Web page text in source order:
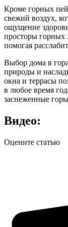
Кроме горных
свежий воздух,
ощущение
просторы горных
помогая
Выбор дома в
природы и
окна и террасы
в любое время
заснеженные
Видео:
Оцените статью